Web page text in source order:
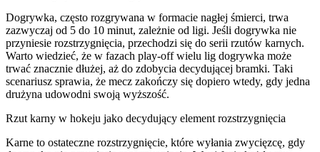
Dogrywka, często rozgrywana w formacie nagłej śmierci, trwa
zazwyczaj od 5 do 10 minut, zależnie od ligi. Jeśli dogrywka nie
przyniesie rozstrzygnięcia, przechodzi się do serii rzutów karnych.
Warto wiedzieć, że w fazach play-off wielu lig dogrywka może
trwać znacznie dłużej, aż do zdobycia decydującej bramki. Taki
scenariusz sprawia, że mecz zakończy się dopiero wtedy, gdy jedna
drużyna udowodni swoją wyższość.
Rzut karny w hokeju jako decydujący element rozstrzygnięcia
Karne to ostateczne rozstrzygnięcie, które wyłania zwycięzcę, gdy